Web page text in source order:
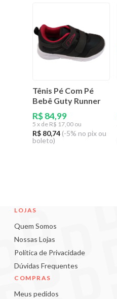
Tênis Pé Com Pé
Bebê Guty Runner
R$ 84,99
5 x de R$ 17,00 ou
R$ 80,74 (-5% no pix ou
boleto)
LOJAS
Quem Somos
Nossas Lojas
Política de Privacidade
Dúvidas Frequentes
COMPRAS
Meus pedidos